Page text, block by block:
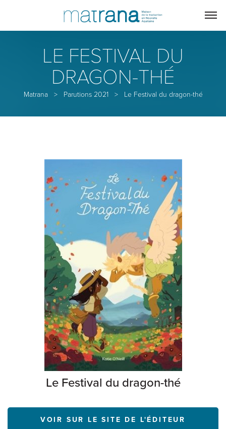
LE FESTIVAL DU
DRAGON-THÉ
Matrana> Parutions 2021 > Le Festival du dragon-thé
Le Festival du dragon-thé
VOIR SUR LE SITE DE L'ÉDITEUR